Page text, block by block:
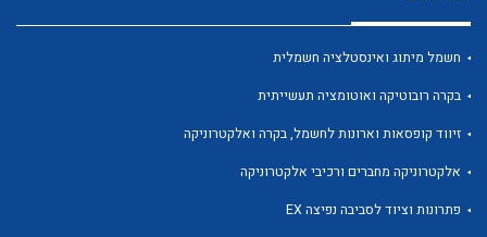
לכל מוצרי היצרן
חשמל מיתוג ואינסטלציה חשמלית
בקרה רובוטיקה ואוטומציה תעשייתית
זיווד קופסאות וארונות לחשמל, בקרה ואלקטרוניקה
אלקטרוניקה מחברים ורכיבי אלקטרוניקה
פתרונות וציוד לסביבה נפיצה EX